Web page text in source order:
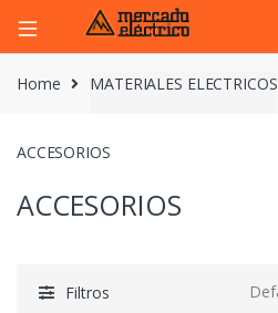
Home MATERIALES ELECTRICOS
ACCESORIOS
ACCESORIOS
Filtros